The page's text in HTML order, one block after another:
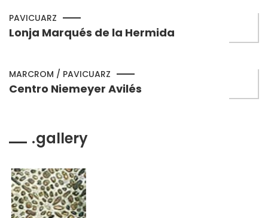
PAVICUARZ
Lonja Marqués de la Hermida
MARCROM / PAVICUARZ
Centro Niemeyer Avilés
gallery